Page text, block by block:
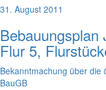
31. August 2011
Bebauungsplan
Flur 5,
Bekanntmachung über die
BauGB